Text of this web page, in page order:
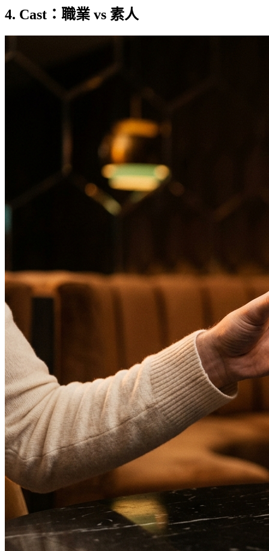
4. Cast：職業 vs 素人